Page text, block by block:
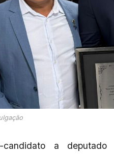
candidato a deputado